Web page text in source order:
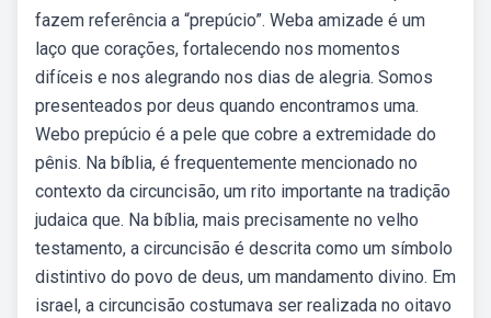
fazem referência a “prepúcio”. Weba amizade é um
laço que corações, fortalecendo nos momentos
difíceis e nos alegrando nos dias de alegria. Somos
presenteados por deus quando encontramos uma.
Webo prepúcio é a pele que cobre a extremidade do
pênis. Na bíblia, é frequentemente mencionado no
contexto da circuncisão, um rito importante na tradição
judaica que. Na bíblia, mais precisamente no velho
testamento, a circuncisão é descrita como um símbolo
distintivo do povo de deus, um mandamento divino. Em
israel, a circuncisão costumava ser realizada no oitavo